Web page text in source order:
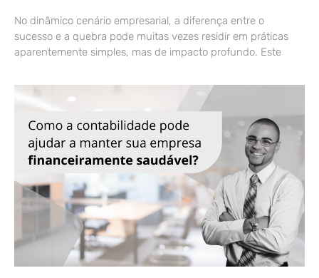
No dinâmico cenário empresarial, a diferença entre o
sucesso e a quebra pode muitas vezes residir em práticas
aparentemente simples, mas de impacto profundo. Este